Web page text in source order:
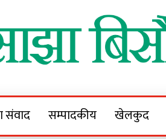
संवाद सम्पादकीय खेलकुद